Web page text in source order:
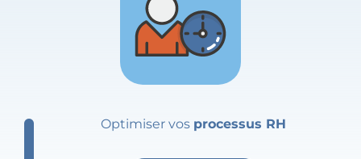
Optimiser vos processus RH